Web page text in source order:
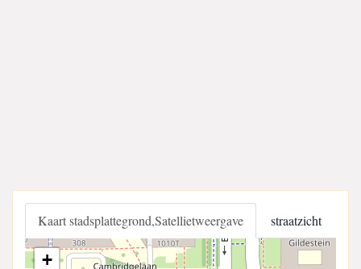
Kaart stadsplattegrond,Satellietweergave straatzicht
+